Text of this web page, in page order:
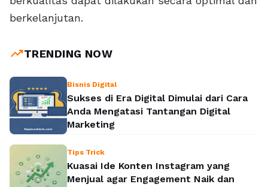
berkelanjutan.
trending_upTRENDING NOW
Bisnis Digital
Sukses di Era Digital Dimulai dari Cara
Anda Mengatasi Tantangan Digital
Marketing
Tips Trick
Kuasai Ide Konten Instagram yang
Menjual agar Engagement Naik dan